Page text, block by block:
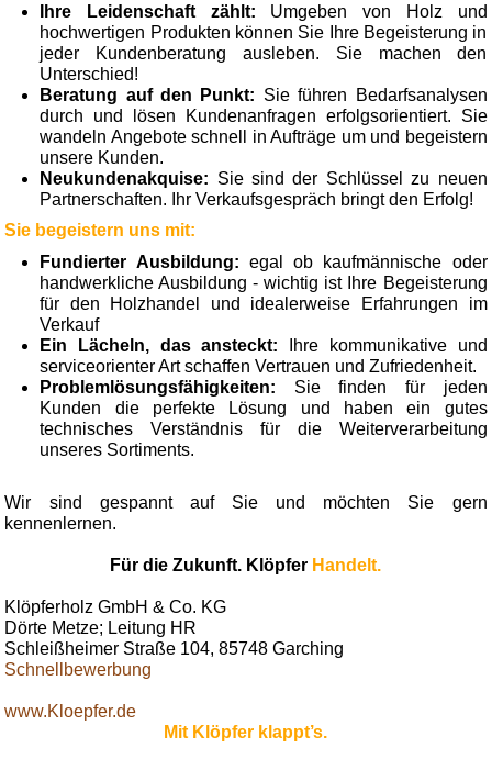
Ihre Leidenschaft zählt: Umgeben von Holz und
hochwertigen Produkten können Sie Ihre Begeisterung in
jeder Kundenberatung ausleben. Sie machen den
Unterschied!
Beratung auf den Punkt: Sie führen Bedarfsanalysen
durch und lösen Kundenanfragen erfolgsorientiert. Sie
wandeln Angebote schnell in Aufträge um und begeistern
unsere Kunden.
Neukundenakquise: Sie sind der Schlüssel zu neuen
Partnerschaften. Ihr Verkaufsgespräch bringt den Erfolg!
Sie begeistern uns mit:
Fundierter Ausbildung: egal ob kaufmännische oder
handwerkliche Ausbildung - wichtig ist Ihre Begeisterung
für den Holzhandel und idealerweise Erfahrungen im
Verkauf
Ein Lächeln, das ansteckt:
Ihre kommunikative und
serviceorienter Art schaffen Vertrauen und Zufriedenheit.
Problemlösungsfähigkeiten: Sie finden für jeden
Kunden die perfekte Lösung und haben ein gutes
technisches Verständnis für die Weiterverarbeitung
unseres Sortiments.
Wir sind gespannt auf Sie und möchten Sie gern
kennenlernen.
Für die Zukunft. Klöpfer Handelt.
Klöpferholz GmbH & Co. KG
Dörte Metze; Leitung HR
Schleißheimer Straße 104, 85748 Garching
Schnellbewerbung
www.Kloepfer.de
Mit Klöpfer klappt’s.